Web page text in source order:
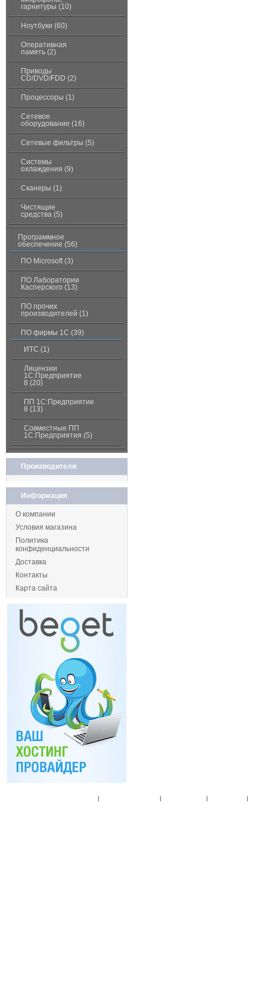
гарнитуры (10)
Ноутбуки (60)
Оперативная
память (2)
Приводы
CD/DVD/FDD (2)
Процессоры (1)
Сетевое
оборудование (16)
Сетевые фильтры (5)
Системы
охлаждения (9)
Сканеры (1)
Чистящие
средства (5)
Программное
обеспечение (56)
ПО Microsoft (3)
ПО Лаборатории
Касперского (13)
ПО прочих
производителей (1)
ПО фирмы 1С (39)
ИТС (1)
Лицензии
1С:Предприятие
8 (20)
ПП 1С:Предприятие
8 (13)
Совместные ПП
1С:Предприятия (5)
Производители
Информация
О компании
Условия магазина
Политика
конфиденциальности
Доставка
Контакты
Карта сайта
| | | |